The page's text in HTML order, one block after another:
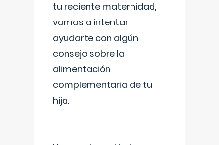
tu reciente maternidad,
vamos a intentar
ayudarte con algún
consejo sobre la
alimentación
complementaria de tu
hija.